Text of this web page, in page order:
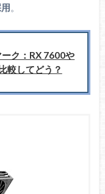
。
ク：RX 7600や
較してどう？